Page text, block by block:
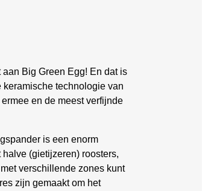
Big Green Egg! En dat is
technologie van
en de meest verfijnde
is een enorm
(gietijzeren) roosters,
verschillende zones kunt
zijn gemaakt om het